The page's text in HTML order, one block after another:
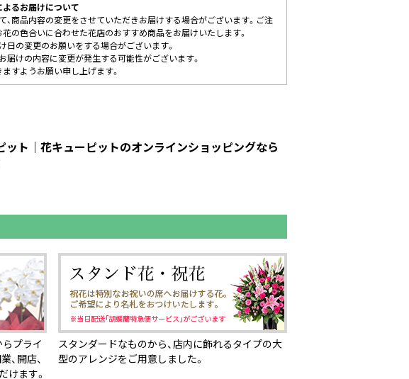
るお届けについて
、商品内容の変更をさせていただきお届けする場合がございます。ご注
の色合いに合わせた花店のおすすめ商品をお届けいたします。
日の変更のお願いをする場合がございます。
届けの内容に変更が発生する可能性がございます。
すようお願い申し上げます。
ト｜花キューピットのオンラインショッピングなら
プライ
開店、
けます。
スタンダードなものから、店内に飾れるタイプの大
型のアレンジをご用意しました。